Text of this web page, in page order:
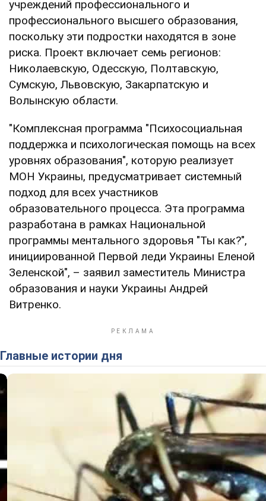
учреждений профессионального и
профессионального высшего образования,
поскольку эти подростки находятся в зоне
риска. Проект включает семь регионов:
Николаевскую, Одесскую, Полтавскую,
Сумскую, Львовскую, Закарпатскую и
Волынскую области.
"Комплексная программа "Психосоциальная
поддержка и психологическая помощь на всех
уровнях образования", которую реализует
МОН Украины, предусматривает системный
подход для всех участников
образовательного процесса. Эта программа
разработана в рамках Национальной
программы ментального здоровья "Ты как?",
инициированной Первой леди Украины Еленой
Зеленской", – заявил заместитель Министра
образования и науки Украины Андрей
Витренко.
Главные истории дня